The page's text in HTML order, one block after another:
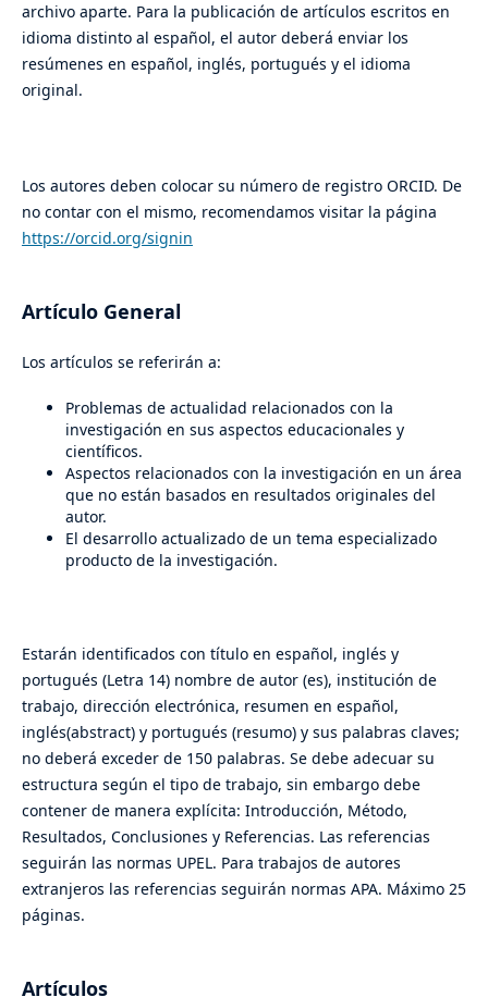
archivo aparte. Para la publicación de artículos escritos en
idioma distinto al español, el autor deberá enviar los
resúmenes en español, inglés, portugués y el idioma
original.
Los autores deben colocar su número de registro ORCID. De
no contar con el mismo, recomendamos visitar la página
https://orcid.org/signin
Artículo General
Los artículos se referirán a:
Problemas de actualidad relacionados con la
investigación en sus aspectos educacionales y
científicos.
Aspectos relacionados con la investigación en un área
que no están basados en resultados originales del
autor.
El desarrollo actualizado de un tema especializado
producto de la investigación.
Estarán identificados con título en español, inglés y
portugués (Letra 14) nombre de autor (es), institución de
trabajo, dirección electrónica, resumen en español,
inglés(abstract) y portugués (resumo) y sus palabras claves;
no deberá exceder de 150 palabras. Se debe adecuar su
estructura según el tipo de trabajo, sin embargo debe
contener de manera explícita: Introducción, Método,
Resultados, Conclusiones y Referencias. Las referencias
seguirán las normas UPEL. Para trabajos de autores
extranjeros las referencias seguirán normas APA. Máximo 25
páginas.
Artículos